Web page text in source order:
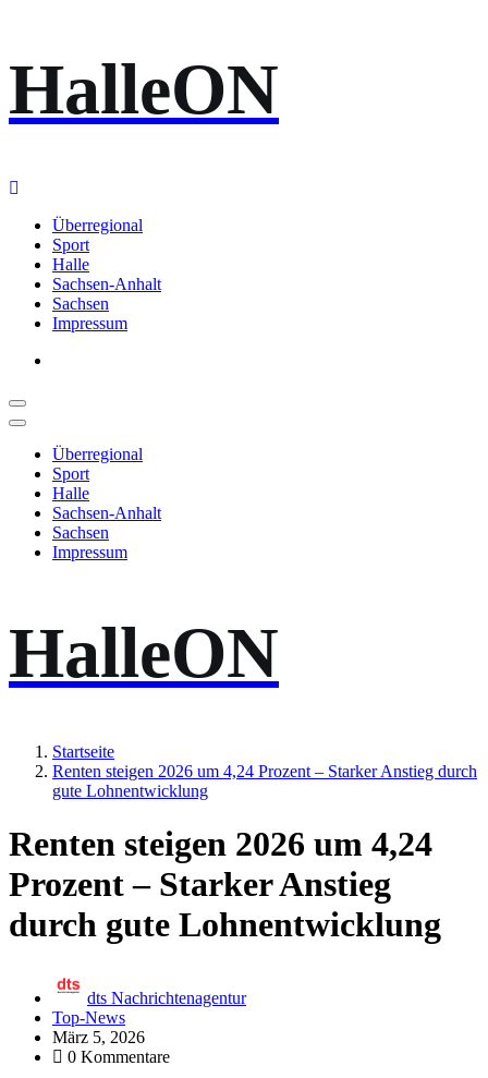
Inhalt
springen
HalleON
Überregional
Sport
Halle
Sachsen-Anhalt
Sachsen
Impressum
Überregional
Sport
Halle
Sachsen-Anhalt
Sachsen
Impressum
HalleON
Startseite
Renten steigen 2026 um 4,24 Prozent – Starker Anstieg durch
gute Lohnentwicklung
Renten steigen 2026 um 4,24
Prozent – Starker Anstieg
durch gute Lohnentwicklung
dts Nachrichtenagentur
Top-News
März 5, 2026
0 Kommentare